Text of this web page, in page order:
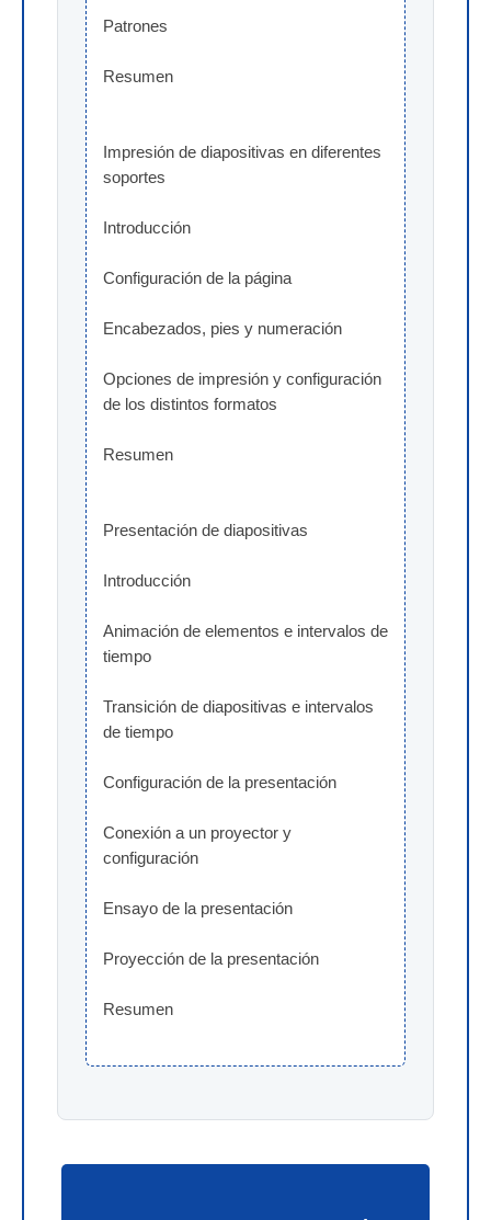
Patrones
Resumen
Impresión de diapositivas en diferentes
soportes
Introducción
Configuración de la página
Encabezados, pies y numeración
Opciones de impresión y configuración
de los distintos formatos
Resumen
Presentación de diapositivas
Introducción
Animación de elementos e intervalos de
tiempo
Transición de diapositivas e intervalos
de tiempo
Configuración de la presentación
Conexión a un proyector y
configuración
Ensayo de la presentación
Proyección de la presentación
Resumen